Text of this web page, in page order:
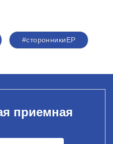
#сторонникиЕР
приемная